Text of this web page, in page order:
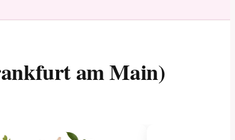
am Main)